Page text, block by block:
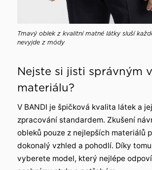
Tmavý oblek z kvalitní matné látky sluší
nevyjde z módy
Nejste si jisti správným
materiálu?
V BANDI je špičková kvalita látek a
zpracování standardem. Zkušení
obleků pouze z nejlepších materiálů
dokonalý vzhled a pohodlí. Díky
vyberete model, který nejlépe